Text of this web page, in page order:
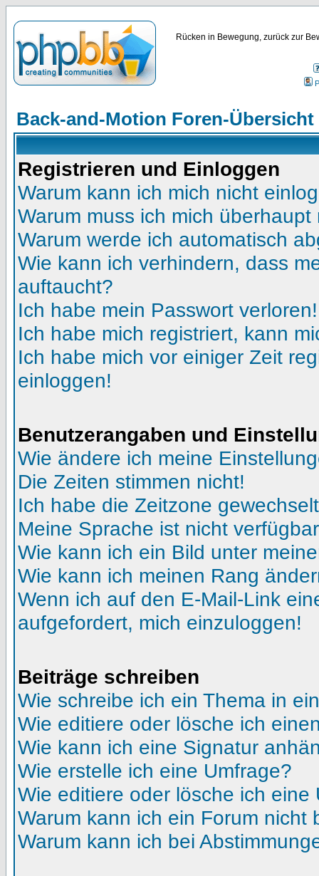
Rücken in Bewegung, zurück zur
Back-and-Motion Foren-Übersicht
Registrieren und Einloggen
Warum kann ich mich nicht
Warum muss ich mich überhaupt
Warum werde ich automatisch
Wie kann ich verhindern, dass
auftaucht?
Ich habe mein Passwort verloren!
Ich habe mich registriert, kann
Ich habe mich vor einiger Zeit
einloggen!
Benutzerangaben und
Wie ändere ich meine
Die Zeiten stimmen nicht!
Ich habe die Zeitzone
Meine Sprache ist nicht
Wie kann ich ein Bild unter
Wie kann ich meinen Rang
Wenn ich auf den E-Mail-Link
aufgefordert, mich einzuloggen!
Beiträge schreiben
Wie schreibe ich ein Thema in
Wie editiere oder lösche ich
Wie kann ich eine Signatur
Wie erstelle ich eine Umfrage?
Wie editiere oder lösche ich eine
Warum kann ich ein Forum nicht
Warum kann ich bei